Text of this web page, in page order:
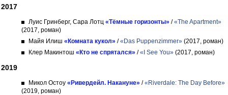
2017
Луис Гринберг, Сара Лотц «Тёмные горизонты» /«The Apartment»
(2017, роман)
Майя Илиш «Комната кукол» /«Das Puppenzimmer» (2017, роман)
Клер Макинтош «Кто не спрятался» /«I See You» (2017, роман)
2019
Микол Остоу «Ривердейл. Накануне» /«Riverdale: The Day Before»
(2019, роман)